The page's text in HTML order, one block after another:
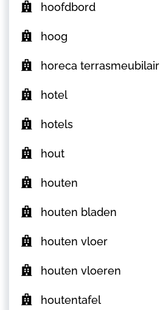
hoofdbord
hoog
horeca terrasmeubilair
hotel
hotels
hout
houten
houten bladen
houten vloer
houten vloeren
houtentafel